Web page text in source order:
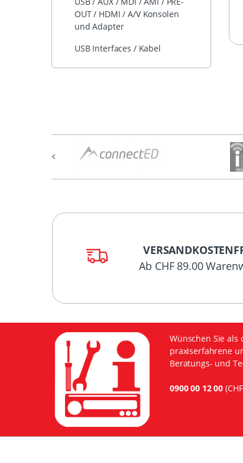
OUT / HDMI / A/V Konsolen
und Adapter
USB Interfaces / Kabel
Ab CHF 89.00
Wünschen Sie
praxiserfahrene
Beratungs- und
0900 00 12 00